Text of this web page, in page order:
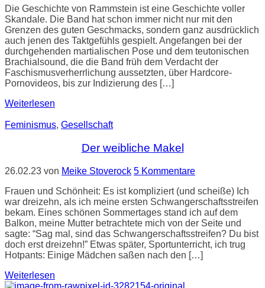
Die Geschichte von Rammstein ist eine Geschichte voller
Skandale. Die Band hat schon immer nicht nur mit den
Grenzen des guten Geschmacks, sondern ganz ausdrücklich
auch jenen des Taktgefühls gespielt. Angefangen bei der
durchgehenden martialischen Pose und dem teutonischen
Brachialsound, die die Band früh dem Verdacht der
Faschismusverherrlichung aussetzten, über Hardcore-
Pornovideos, bis zur Indizierung des […]
Weiterlesen
Feminismus, Gesellschaft
Der weibliche Makel
26.02.23 von Meike Stoverock 5 Kommentare
Frauen und Schönheit: Es ist kompliziert (und scheiße) Ich
war dreizehn, als ich meine ersten Schwangerschaftsstreifen
bekam. Eines schönen Sommertages stand ich auf dem
Balkon, meine Mutter betrachtete mich von der Seite und
sagte: “Sag mal, sind das Schwangerschaftsstreifen? Du bist
doch erst dreizehn!” Etwas später, Sportunterricht, ich trug
Hotpants: Einige Mädchen saßen nach den […]
Weiterlesen